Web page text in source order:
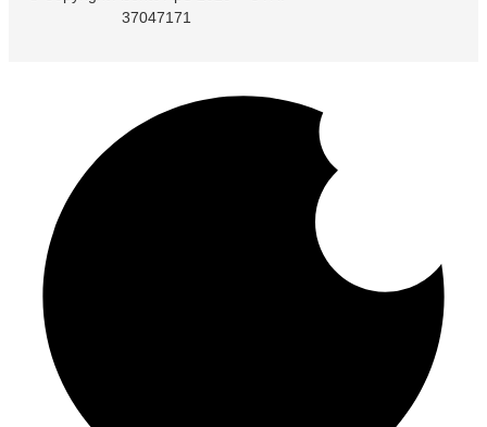
Kontakt os
37047171